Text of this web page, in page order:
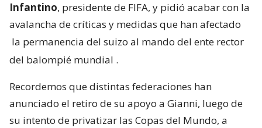
Infantino, presidente de FIFA, y pidió acabar con la
avalancha de críticas y medidas que han afectado
la permanencia del suizo al mando del ente rector
del balompié mundial .
Recordemos que distintas federaciones han
anunciado el retiro de su apoyo a Gianni, luego de
su intento de privatizar las Copas del Mundo, a